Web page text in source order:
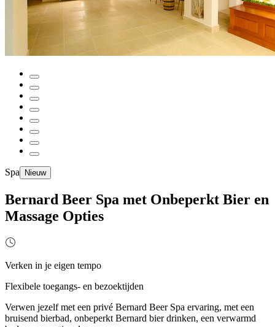
Spa Nieuw
Bernard Beer Spa met Onbeperkt Bier en
Massage Opties
Verken in je eigen tempo
Flexibele toegangs- en bezoektijden
Verwen jezelf met een privé Bernard Beer Spa ervaring, met een
bruisend bierbad, onbeperkt Bernard bier drinken, een verwarmd